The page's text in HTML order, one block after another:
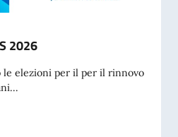
2026
le elezioni per il per il rinnovo